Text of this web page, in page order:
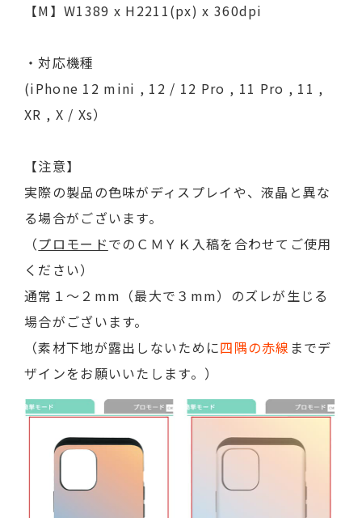
【M】W1389 x H2211(px) x 360dpi
・対応機種
(iPhone 12 mini , 12 / 12 Pro , 11 Pro , 11 ,
XR , X / Xs）
【注意】
実際の製品の色味がディスプレイや、液晶と異な
る場合がございます。
（プロモードでのＣＭＹＫ入稿を合わせてご使用
ください）
通常１～２mm（最大で３mm）のズレが生じる
場合がございます。
（素材下地が露出しないために四隅の赤線 までデ
ザインをお願いいたします。）